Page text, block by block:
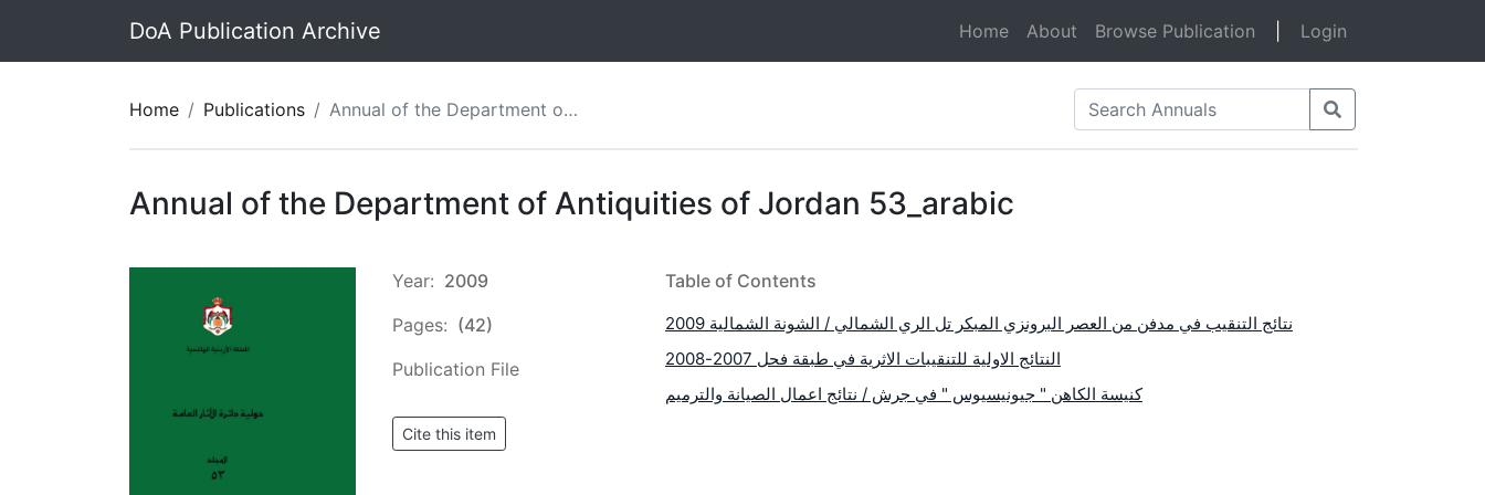
DoA Publication Archive Home(current)
About Browse Publication Login
Home Publications Annual of the Department of Antiquities of Jordan 53_arabic
Annual of the Department of Antiquities of Jordan 53_arabic
Year: 2009
Pages: (42)
Publication File
Table of Contents
نتائج التنقيب في مدفن من العصر البرونزي المبكر تل الري الشمالي / الشونة الشمالية 2009
النتائج الاولية للتنقيبات الاثرية في طبقة فحل 2007-2008
كنيسة الكاهن " جيونيسيوس " في جرش / نتائج اعمال الصيانة والترميم